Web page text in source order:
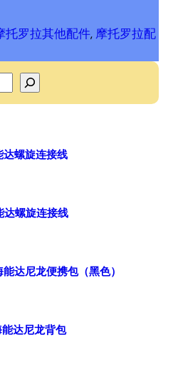
托罗拉其他配件, 摩托罗拉配
达螺旋连接线
达螺旋连接线
达尼龙便携包（黑色）
达尼龙背包